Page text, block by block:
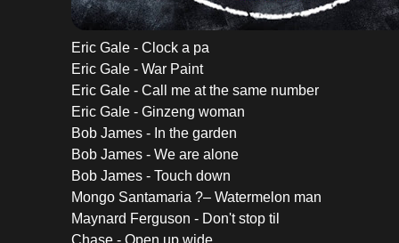
Eric Gale - Clock a pa
Eric Gale - War Paint
Eric Gale - Call me at the same number
Eric Gale - Ginzeng woman
Bob James - In the garden
Bob James - We are alone
Bob James - Touch down
Mongo Santamaria ?– Watermelon man
Maynard Ferguson - Don't stop til
Chase - Open up wide